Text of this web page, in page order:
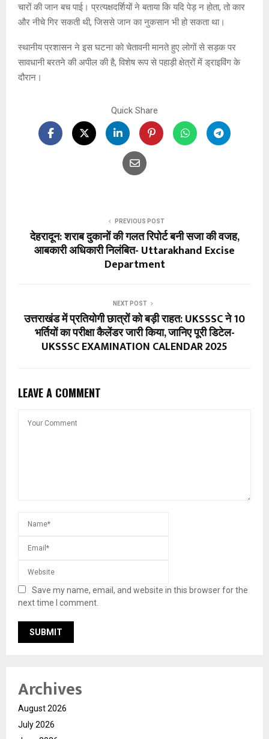
चारों की जान बच पाई। प्रत्यक्षदर्शियों ने बताया कि यदि पेड़ न होता, तो कार
और नीचे गिर सकती थी, जिससे जान का नुकसान भी हो सकता था।
स्थानीय प्रशासन ने इस घटना को चेतावनी मानते हुए लोगों से सड़क पर
सावधानी बरतने की अपील की है, विशेष रूप से पहाड़ी क्षेत्रों में ड्राइविंग के
दौरान।
Quick Share
PREVIOUS POST
देहरादून: शराब दुकानों की गलत रिपोर्ट बनी सजा की वजह,
आबकारी अधिकारी निलंबित- Uttarakhand Excise
Department
NEXT POST
उत्तराखंड में प्रतियोगी छात्रों को बड़ी राहत: UKSSSC ने 10
भर्तियों का परीक्षा कैलेंडर जारी किया, जानिए पूरी डिटेल-
UKSSSC EXAMINATION CALENDAR 2025
LEAVE A COMMENT
Save my name, email, and website in this browser for the
next time I comment.
Archives
August 2026
July 2026